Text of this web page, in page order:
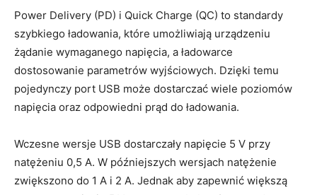
Power Delivery (PD) i Quick Charge (QC) to standardy
szybkiego ładowania, które umożliwiają urządzeniu
żądanie wymaganego napięcia, a ładowarce
dostosowanie parametrów wyjściowych. Dzięki temu
pojedynczy port USB może dostarczać wiele poziomów
napięcia oraz odpowiedni prąd do ładowania.
Wczesne wersje USB dostarczały napięcie 5 V przy
natężeniu 0,5 A. W późniejszych wersjach natężenie
zwiększono do 1 A i 2 A. Jednak aby zapewnić większą